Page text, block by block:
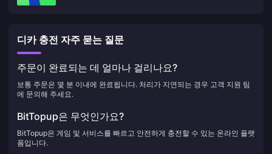
디카 충전 자주 묻는 질문
주문이 완료되는 데 얼마나 걸리나요?
보통 주문은 몇 분 이내에 완료됩니다. 처리가 지연되는 경우 고객 지원 팀
에 문의해 주세요.
BitTopup은 무엇인가요?
BitTopup은 게임 및 서비스를 빠르고 안전하게 충전할 수 있는 온라인 플랫
폼입니다.